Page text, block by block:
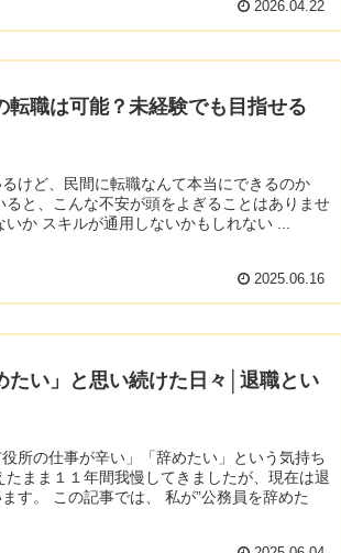
2026.04.22
転職は可能？未経験でも目指せる
けど、民間に転職なんて本当にできるのか
と、こんな不安が頭をよぎることはありませ
か スキルが通用しないかもしれない ...
2025.06.16
たい」と思い続けた日々│退職とい
所の仕事が辛い」「辞めたい」という気持ち
まま１１年間我慢してきましたが、現在は退
す。 この記事では、 私が”公務員を辞めた